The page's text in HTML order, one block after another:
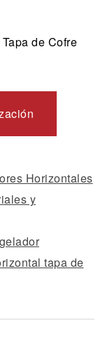
de Cofre
Horizontales
y
tapa de